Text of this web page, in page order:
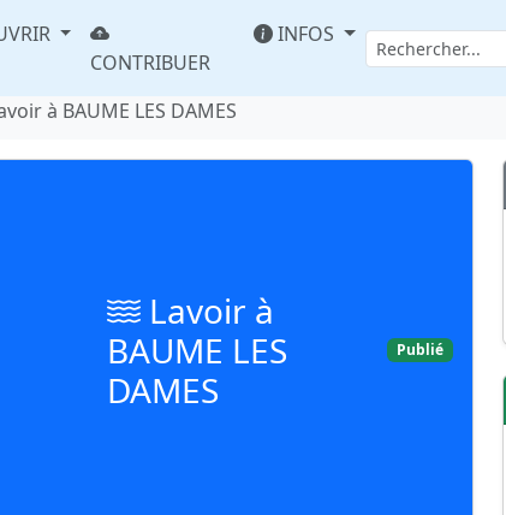
CONTRIBUER
INFOS
à BAUME LES DAMES
Lavoir à
BAUME LES
DAMES
Publié